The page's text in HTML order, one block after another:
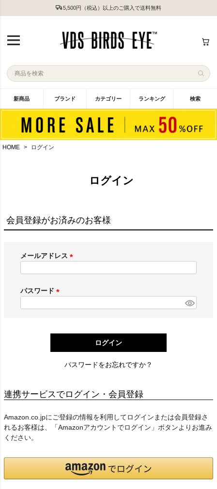
5,500円（税込）以上のご購入で送料無料
新商品 ブランド カテゴリー ランキング 検索
HOME ログイン
ログイン
会員登録がお済みのお客様
メールアドレス
)
パスワード
)
ログイン
パスワードをお忘れですか？
連携サービスでログイン・会員登録
Amazon.co.jpにご登録の情報を利用してログインまたは会員登録さ
れるお客様は、「Amazonアカウントでログイン」ボタンよりお進み
ください。